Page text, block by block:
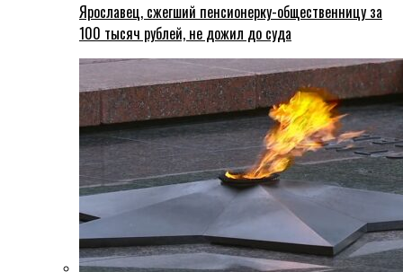
Ярославец, сжегший пенсионерку-общественницу за
100 тысяч рублей, не дожил до суда